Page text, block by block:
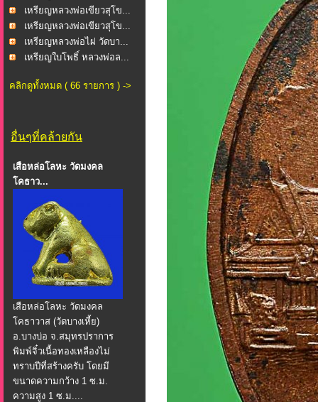
เหรียญหลวงพ่อเขียวสุโข...
เหรียญหลวงพ่อเขียวสุโข...
เหรียญหลวงพ่อไผ่ วัดบา...
เหรียญใบโพธิ์ หลวงพ่อล...
คลิกดูทั้งหมด ( 66 รายการ ) ->
อื่นๆที่คล้ายกัน
เสือหล่อโลหะ วัดมงคล
โคธาว...
เสือหล่อโลหะ วัดมงคล
โคธาวาส (วัดบางเหี้ย)
อ.บางบ่อ จ.สมุทรปราการ
พิมพ์จิ๋วเนื้อทองเหลืองไม่
ทราบปีที่สร้างครับ โดยมี
ขนาดความกว้าง 1 ซ.ม.
ความสูง 1 ซ.ม....